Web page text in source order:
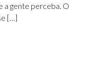
a gente perceba. O
[…]